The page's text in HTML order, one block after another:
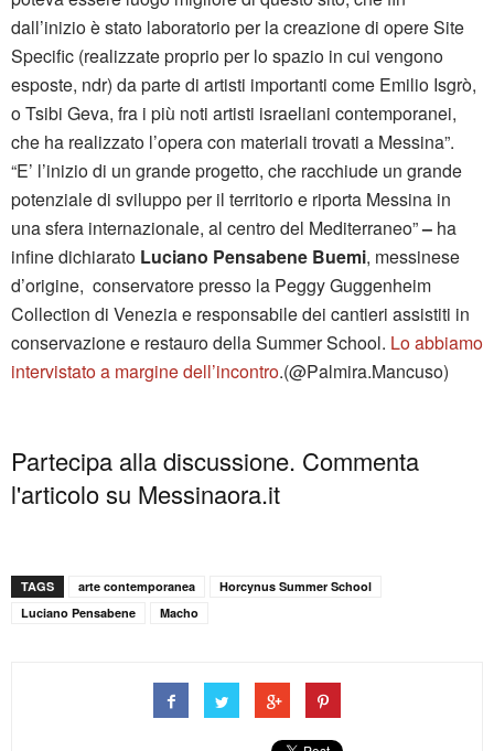
dall’inizio è stato laboratorio per la creazione di opere Site
Specific (realizzate proprio per lo spazio in cui vengono
esposte, ndr) da parte di artisti importanti come Emilio Isgrò,
o Tsibi Geva, fra i più noti artisti israeliani contemporanei,
che ha realizzato l’opera con materiali trovati a Messina”.
“E’ l’inizio di un grande progetto, che racchiude un grande
potenziale di sviluppo per il territorio e riporta Messina in
una sfera internazionale, al centro del Mediterraneo”– ha
infine dichiarato Luciano Pensabene Buemi, messinese
d’origine, conservatore presso la Peggy Guggenheim
Collection di Venezia e responsabile dei cantieri assistiti in
conservazione e restauro della Summer School. Lo abbiamo
intervistato a margine dell’incontro.(@Palmira.Mancuso)
Partecipa alla discussione. Commenta
l'articolo su Messinaora.it
TAGS arte contemporanea
Horcynus Summer School
Luciano Pensabene
Macho